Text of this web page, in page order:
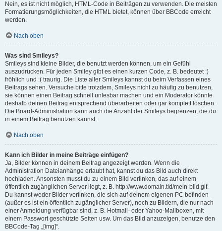
Nein, es ist nicht möglich, HTML-Code in Beiträgen zu verwenden. Die meisten
Formatierungsmöglichkeiten, die HTML bietet, können über BBCode erreicht
werden.
Nach oben
Was sind Smileys?
Smileys sind kleine Bilder, die benutzt werden können, um ein Gefühl
auszudrücken. Für jeden Smiley gibt es einen kurzen Code, z. B. bedeutet :)
fröhlich und :( traurig. Die Liste aller Smileys kannst du beim Verfassen eines
Beitrags sehen. Versuche bitte trotzdem, Smileys nicht zu häufig zu benutzen,
sie können einen Beitrag schnell unlesbar machen und ein Moderator könnte
deshalb deinen Beitrag entsprechend überarbeiten oder gar komplett löschen.
Die Board-Administration kann auch die Anzahl der Smileys begrenzen, die du
in einem Beitrag benutzen kannst.
Nach oben
Kann ich Bilder in meine Beiträge einfügen?
Ja, Bilder können in deinem Beitrag angezeigt werden. Wenn die
Administration Dateianhänge erlaubt hat, kannst du das Bild auch direkt
hochladen. Ansonsten musst du zu einem Bild verlinken, das auf einem
öffentlich zugänglichen Server liegt, z. B. http://www.domain.tld/mein-bild.gif.
Du kannst weder Bilder verlinken, die sich auf deinem eigenen PC befinden
(außer es ist ein öffentlich zugänglicher Server), noch zu Bildern, die nur nach
einer Anmeldung verfügbar sind, z. B. Hotmail- oder Yahoo-Mailboxen, mit
einem Passwort geschützte Seiten usw. Um das Bild anzuzeigen, benutze den
BBCode-Tag „[img]“.